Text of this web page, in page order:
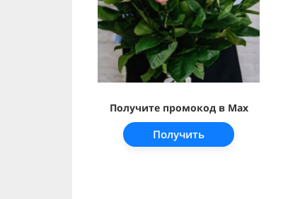
Получите промокод в Max
Получить